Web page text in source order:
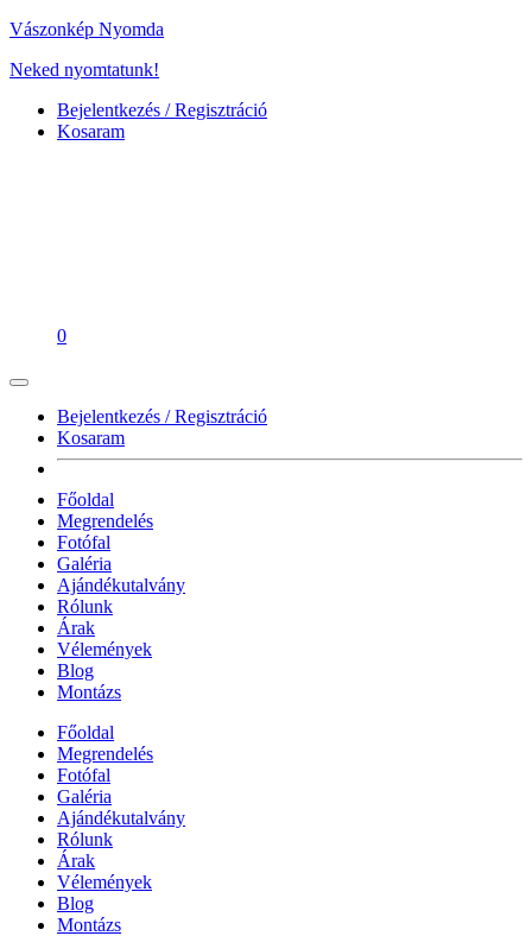
Vászonkép Nyomda
Neked nyomtatunk!
Bejelentkezés / Regisztráció
Kosaram
0
Bejelentkezés / Regisztráció
Kosaram
Főoldal
Megrendelés
Fotófal
Galéria
Ajándékutalvány
Rólunk
Árak
Vélemények
Blog
Montázs
Főoldal
Megrendelés
Fotófal
Galéria
Ajándékutalvány
Rólunk
Árak
Vélemények
Blog
Montázs